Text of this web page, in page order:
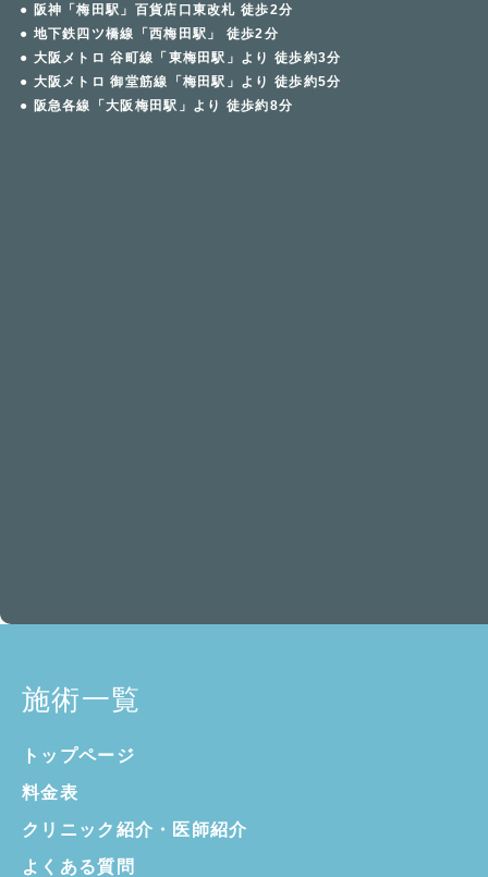
● 阪神「梅田駅」百貨店口東改札 徒歩2分
● 地下鉄四ツ橋線「西梅田駅」 徒歩2分
● 大阪メトロ 谷町線「東梅田駅」より 徒歩約3分
● 大阪メトロ 御堂筋線「梅田駅」より 徒歩約5分
● 阪急各線「大阪梅田駅」より 徒歩約8分
施術一覧
トップページ
料金表
クリニック紹介・ 医師紹介
よくある質問